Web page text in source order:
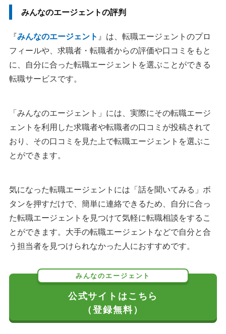
みんなのエージェントの評判
『みんなのエージェント 』は、転職エージェントのプロ
フィールや、求職者・転職者からの評価や口コミをもと
に、自分に合った転職エージェントを選ぶことができる
転職サービスです。
「みんなのエージェント」には、実際にその転職エージ
ェントを利用した求職者や転職者の⼝コミが投稿されて
おり、その口コミを見た上で転職エージェントを選ぶこ
とができます。
気になった転職エージェントには「話を聞いてみる」ボ
タンを押すだけで、簡単に連絡できるため、自分に合っ
た転職エージェントを見つけて気軽に転職相談をするこ
とができます。大手の転職エージェントなどで自分と合
う担当者を見つけられなかった人におすすめです。
みんなのエージェント
公式サイトはこちら
（登録無料）